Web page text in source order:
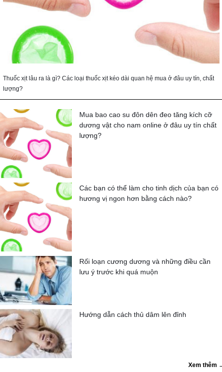
Thuốc xịt lâu ra là gì? Các loại thuốc xịt kéo dài quan hệ mua ở đâu uy tín, chất
lượng?
Mua bao cao su đôn dên đeo tăng kích cỡ
dương vật cho nam online ở đâu uy tín chất
lượng?
Các bạn có thể làm cho tinh dịch của bạn có
hương vị ngon hơn bằng cách nào?
Rối loạn cương dương và những điều cần
lưu ý trước khi quá muộn
Hướng dẫn cách thủ dâm lên đỉnh
Xem thêm